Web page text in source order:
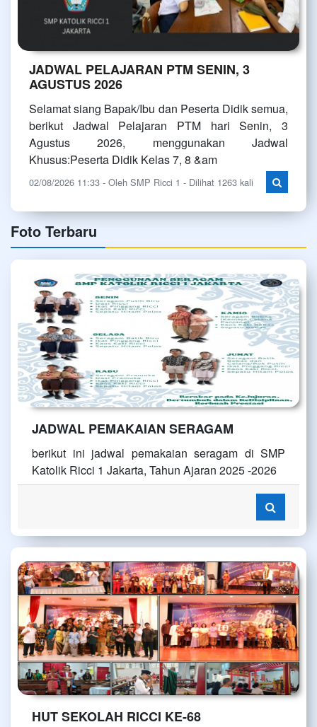
JADWAL PELAJARAN PTM SENIN, 3
AGUSTUS 2026
Selamat siang Bapak/Ibu dan Peserta Didik semua,
berikut Jadwal Pelajaran PTM hari Senin, 3
Agustus 2026, menggunakan Jadwal
Khusus:Peserta Didik Kelas 7, 8 &am
02/08/2026 11:33 - Oleh SMP Ricci 1 - Dilihat 1263 kali
Foto Terbaru
JADWAL PEMAKAIAN SERAGAM
berikut ini jadwal pemakaian seragam di SMP
Katolik Ricci 1 Jakarta, Tahun Ajaran 2025 -2026
HUT SEKOLAH RICCI KE-68